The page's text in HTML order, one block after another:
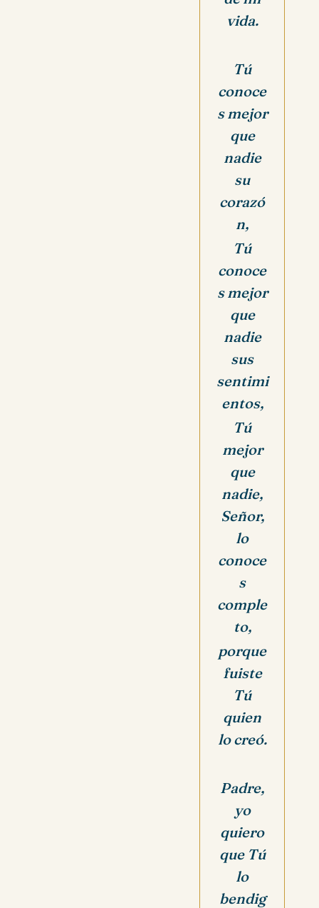
vida.
Tú
conoce
s mejor
que
nadie
su
corazó
n,
Tú
conoce
s mejor
que
nadie
sus
sentimi
entos,
Tú
mejor
que
nadie,
Señor,
lo
conoce
s
comple
to,
porque
fuiste
Tú
quien
lo creó.
Padre,
yo
quiero
que Tú
lo
bendig